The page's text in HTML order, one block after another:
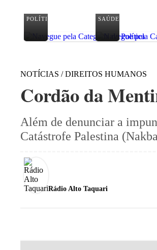
POLÍTICA SAÚDE
NOTÍCIAS / DIREITOS HUMANOS
Cordão da
Além de denunciar a
Catástrofe Palestina
Rádio Alto Taquari